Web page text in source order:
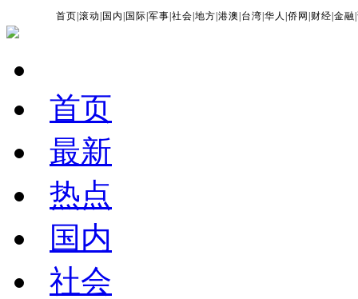
首页 |滚动 国内 国际 |军事 |社会 |地方 |港澳 台湾 |华人 |侨网 财经 |金融 |
首页
最新
热点
国内
社会